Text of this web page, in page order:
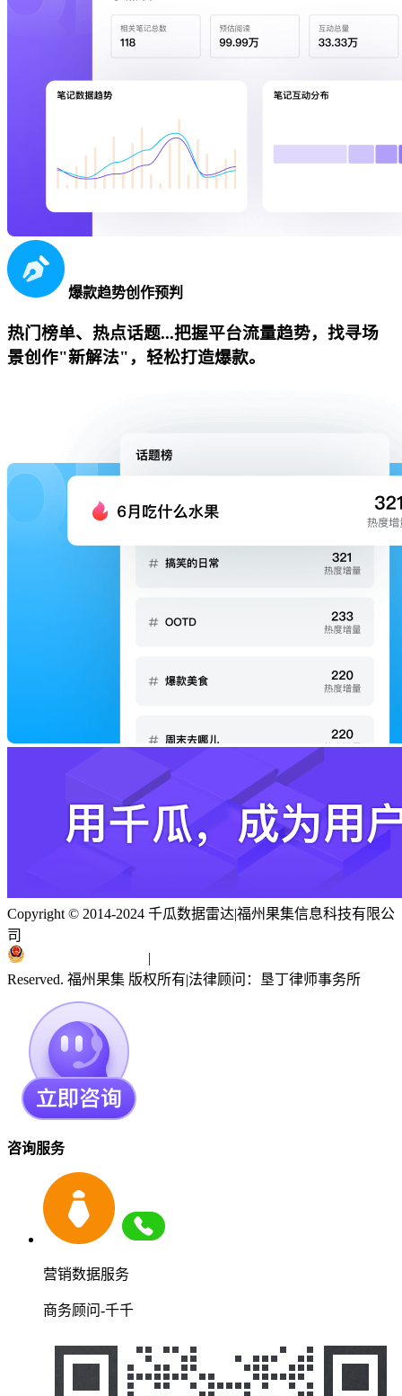
爆款趋势创作预判
热门榜单、热点话题...把握平台流量趋势，找寻场
景创作"新解法"，轻松打造爆款。
Copyright © 2014-2024 千瓜数据雷达|福州果集信息科技有限公
司
|
Reserved. 福州果集 版权所有|法律顾问：垦丁律师事务所
咨询服务
营销数据服务
商务顾问-千千